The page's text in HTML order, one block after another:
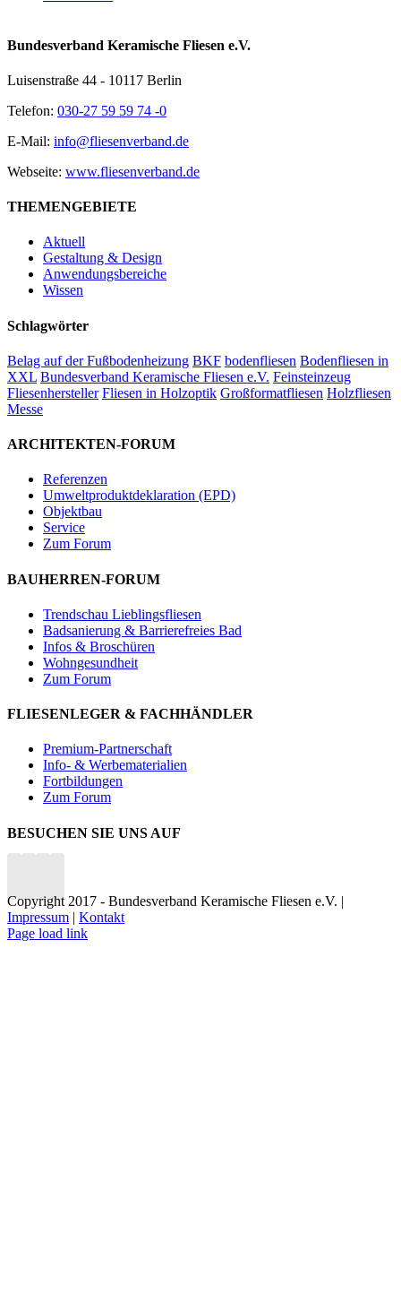
Bundesverband Keramische Fliesen e.V.
Luisenstraße 44 - 10117 Berlin
Telefon: 030-27 59 59 74 -0
E-Mail: info@fliesenverband.de
Webseite: www.fliesenverband.de
THEMENGEBIETE
Aktuell
Gestaltung & Design
Anwendungsbereiche
Wissen
Schlagwörter
Belag auf der Fußbodenheizung BKF bodenfliesen Bodenfliesen in
XXL Bundesverband Keramische Fliesen e.V. Feinsteinzeug
Fliesenhersteller Fliesen in Holzoptik Großformatfliesen Holzfliesen
Messe
ARCHITEKTEN-FORUM
Referenzen
Umweltproduktdeklaration (EPD)
Objektbau
Service
Zum Forum
BAUHERREN-FORUM
Trendschau Lieblingsfliesen
Badsanierung & Barrierefreies Bad
Infos & Broschüren
Wohngesundheit
Zum Forum
FLIESENLEGER & FACHHÄNDLER
Premium-Partnerschaft
Info- & Werbematerialien
Fortbildungen
Zum Forum
BESUCHEN SIE UNS AUF
Copyright 2017 - Bundesverband Keramische Fliesen e.V. |
Impressum | Kontakt
Page load link